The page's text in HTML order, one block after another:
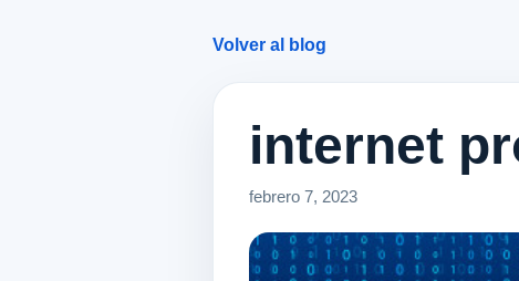
Volver al blog
internet
febrero 7, 2023